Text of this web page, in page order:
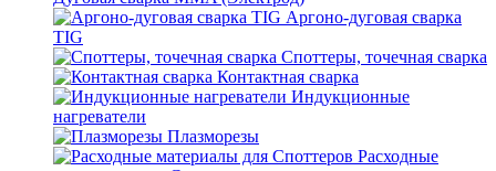
Аргоно-дуговая сварка
TIG
Споттеры, точечная сварка
Контактная сварка
Индукционные
нагреватели
Плазморезы
Расходные